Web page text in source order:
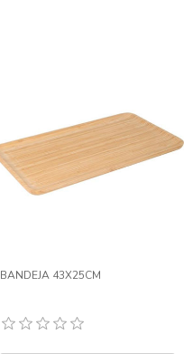
BANDEJA 43X25CM